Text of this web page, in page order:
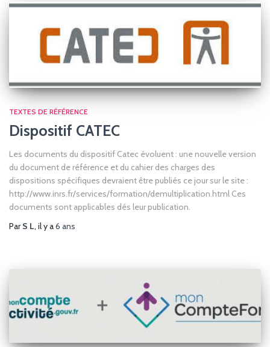
TEXTES DE RÉFÉRENCE
Dispositif CATEC
Les documents du dispositif Catec évoluent : une nouvelle version
du document de référence et du cahier des charges des
dispositions spécifiques devraient être publiés ce jour sur le site :
http://www.inrs.fr/services/formation/demultiplication.html Ces
documents sont applicables dés leur publication.
ParS L, il y a6 ans